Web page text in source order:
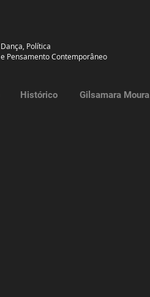
Dança, Política
e Pensamento Contemporâneo
Histórico Gilsamara Moura